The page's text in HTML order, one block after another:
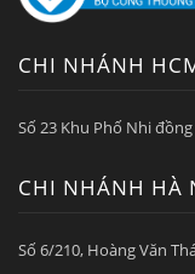
CHI NHÁNH
Số 23 Khu Phố Nhi
CHI NHÁNH HÀ
Số 6/210, Hoàng Văn